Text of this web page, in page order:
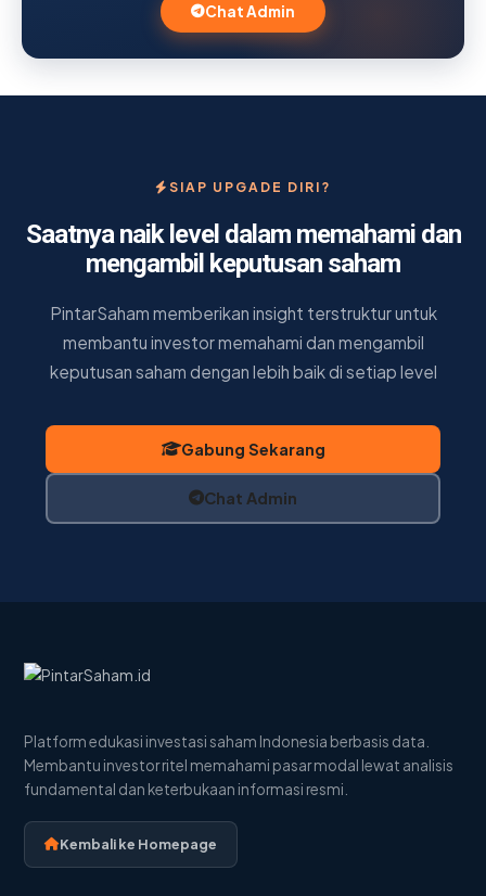
Chat Admin
SIAP UPGADE DIRI?
Saatnya naik level dalam memahami dan
mengambil keputusan saham
PintarSaham memberikan insight terstruktur untuk
membantu investor memahami dan mengambil
keputusan saham dengan lebih baik di setiap level
Gabung Sekarang
Chat Admin
Platform edukasi investasi saham Indonesia berbasis data.
Membantu investor ritel memahami pasar modal lewat analisis
fundamental dan keterbukaan informasi resmi.
Kembali ke Homepage